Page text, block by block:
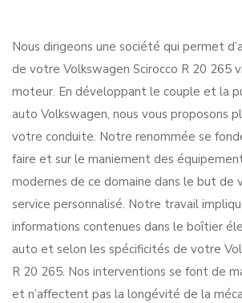
Nous dirigeons une société qui permet
de votre Volkswagen Scirocco R 20 265
moteur. En développant le couple et la
auto Volkswagen, nous vous proposons
votre conduite. Notre renommée se
faire et sur le maniement des
modernes de ce domaine dans le but de
service personnalisé. Notre travail
informations contenues dans le boîtier
auto et selon les spécificités de votre
R 20 265. Nos interventions se font de
et n’affectent pas la longévité de la